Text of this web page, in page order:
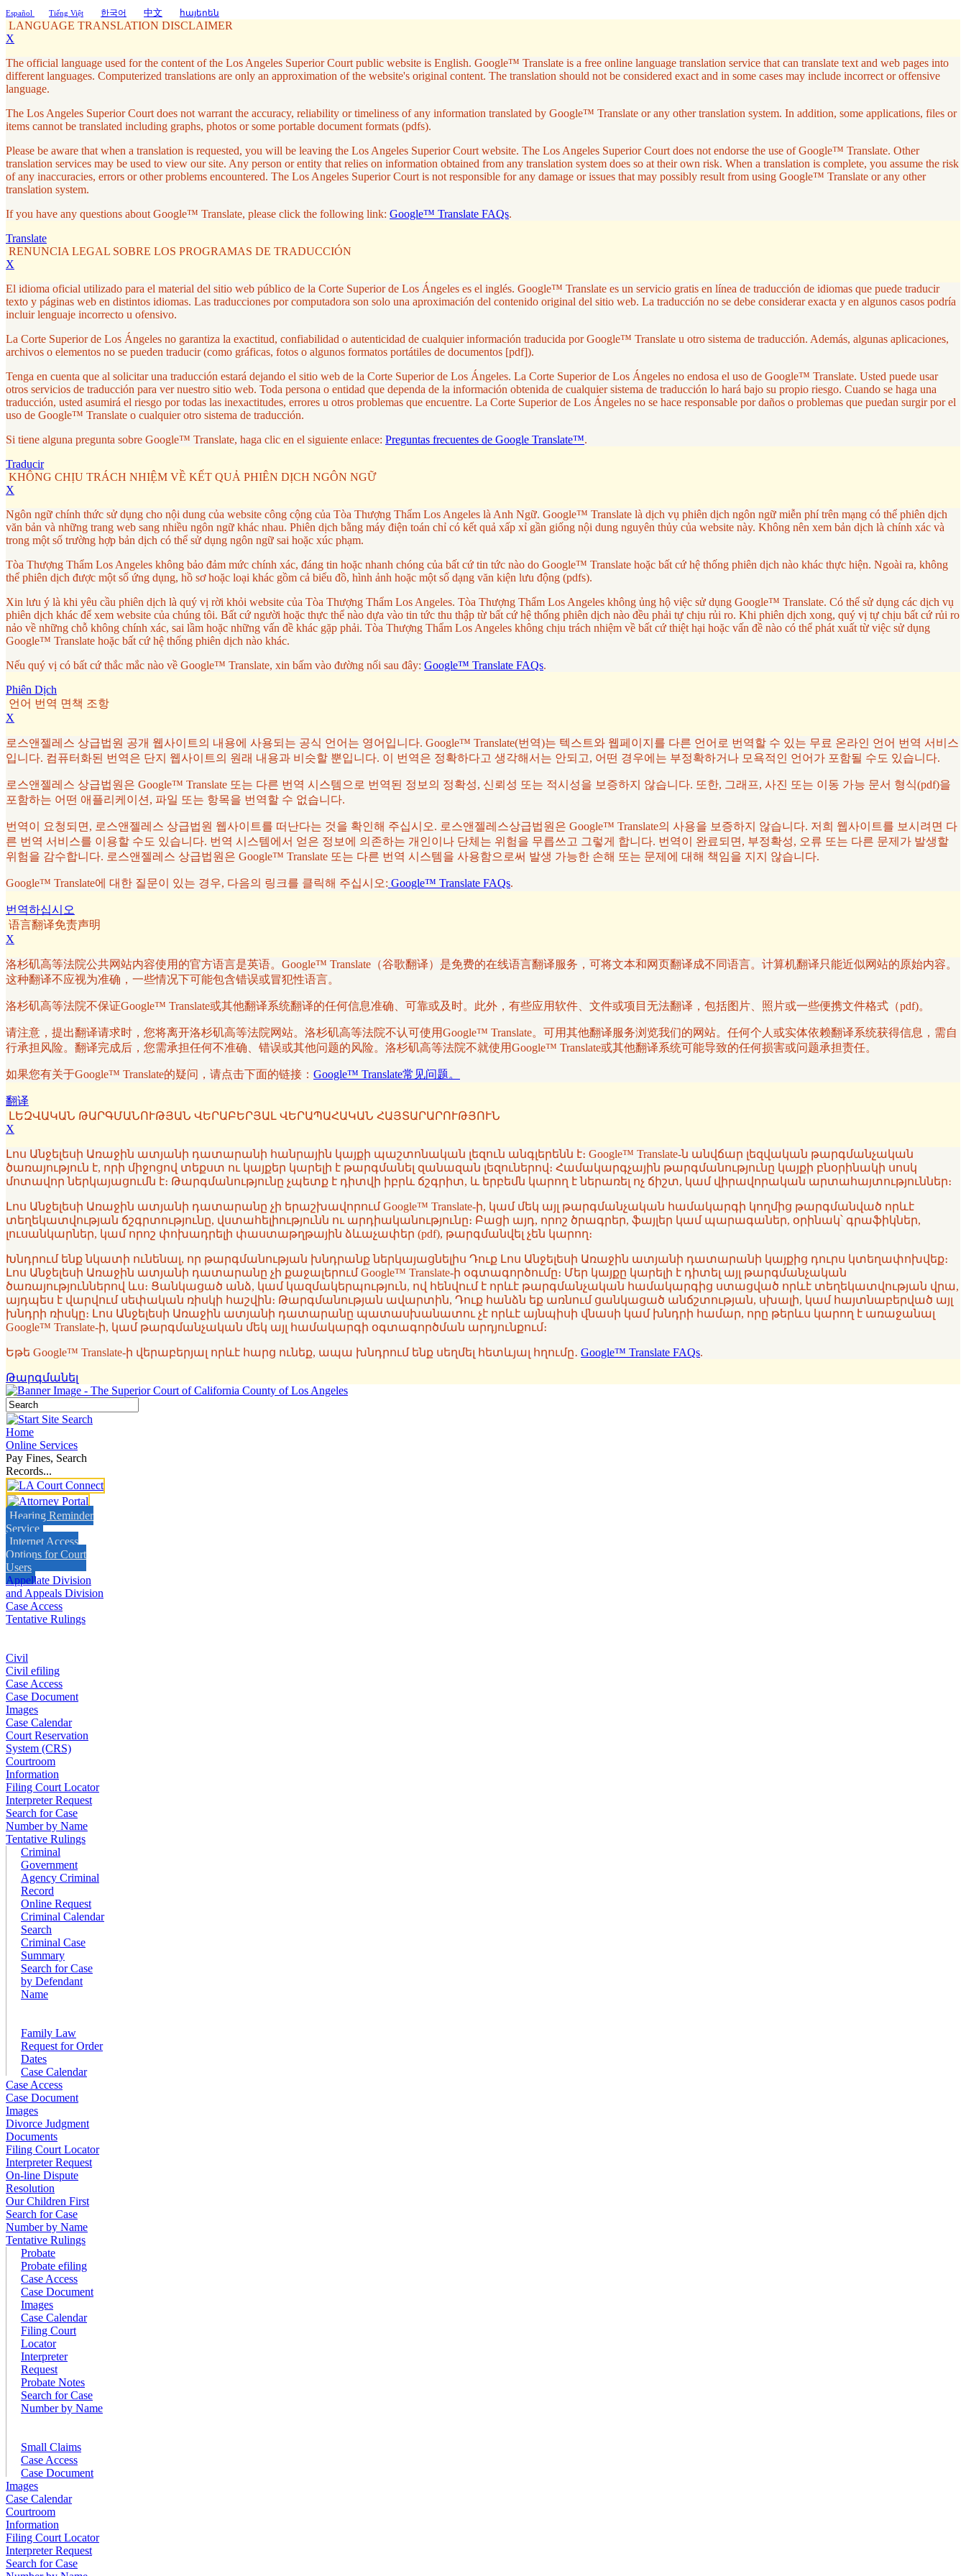
Español Tiếng Việt 한국어 中文 հայերեն
LANGUAGE TRANSLATION DISCLAIMER
X
The official language used for the content of the Los Angeles Superior Court public website is English. Google™ Translate is a free online language translation service that can translate text and web pages into
different languages. Computerized translations are only an approximation of the website's original content. The translation should not be considered exact and in some cases may include incorrect or offensive
language.
The Los Angeles Superior Court does not warrant the accuracy, reliability or timeliness of any information translated by Google™ Translate or any other translation system. In addition, some applications, files or
items cannot be translated including graphs, photos or some portable document formats (pdfs).
Please be aware that when a translation is requested, you will be leaving the Los Angeles Superior Court website. The Los Angeles Superior Court does not endorse the use of Google™ Translate. Other
translation services may be used to view our site. Any person or entity that relies on information obtained from any translation system does so at their own risk. When a translation is complete, you assume the risk
of any inaccuracies, errors or other problems encountered. The Los Angeles Superior Court is not responsible for any damage or issues that may possibly result from using Google™ Translate or any other
translation system.
If you have any questions about Google™ Translate, please click the following link: Google™ Translate FAQs.
Translate
RENUNCIA LEGAL SOBRE LOS PROGRAMAS DE TRADUCCIÓN
X
El idioma oficial utilizado para el material del sitio web público de la Corte Superior de Los Ángeles es el inglés. Google™ Translate es un servicio gratis en línea de traducción de idiomas que puede traducir
texto y páginas web en distintos idiomas. Las traducciones por computadora son solo una aproximación del contenido original del sitio web. La traducción no se debe considerar exacta y en algunos casos podría
incluir lenguaje incorrecto u ofensivo.
La Corte Superior de Los Ángeles no garantiza la exactitud, confiabilidad o autenticidad de cualquier información traducida por Google™ Translate u otro sistema de traducción. Además, algunas aplicaciones,
archivos o elementos no se pueden traducir (como gráficas, fotos o algunos formatos portátiles de documentos [pdf]).
Tenga en cuenta que al solicitar una traducción estará dejando el sitio web de la Corte Superior de Los Ángeles. La Corte Superior de Los Ángeles no endosa el uso de Google™ Translate. Usted puede usar
otros servicios de traducción para ver nuestro sitio web. Toda persona o entidad que dependa de la información obtenida de cualquier sistema de traducción lo hará bajo su propio riesgo. Cuando se haga una
traducción, usted asumirá el riesgo por todas las inexactitudes, errores u otros problemas que encuentre. La Corte Superior de Los Ángeles no se hace responsable por daños o problemas que puedan surgir por el
uso de Google™ Translate o cualquier otro sistema de traducción.
Si tiene alguna pregunta sobre Google™ Translate, haga clic en el siguiente enlace: Preguntas frecuentes de Google Translate™.
Traducir
KHÔNG CHỊU TRÁCH NHIỆM VỀ KẾT QUẢ PHIÊN DỊCH NGÔN NGỮ
X
Ngôn ngữ chính thức sử dụng cho nội dung của website công cộng của Tòa Thượng Thẩm Los Angeles là Anh Ngữ. Google™ Translate là dịch vụ phiên dịch ngôn ngữ miễn phí trên mạng có thể phiên dịch
văn bản và những trang web sang nhiều ngôn ngữ khác nhau. Phiên dịch bằng máy điện toán chỉ có kết quả xấp xỉ gần giống nội dung nguyên thủy của website này. Không nên xem bản dịch là chính xác và
trong một số trường hợp bản dịch có thể sử dụng ngôn ngữ sai hoặc xúc phạm.
Tòa Thượng Thẩm Los Angeles không bảo đảm mức chính xác, đáng tin hoặc nhanh chóng của bất cứ tin tức nào do Google™ Translate hoặc bất cứ hệ thống phiên dịch nào khác thực hiện. Ngoài ra, không
thể phiên dịch được một số ứng dụng, hồ sơ hoặc loại khác gồm cả biểu đồ, hình ảnh hoặc một số dạng văn kiện lưu động (pdfs).
Xin lưu ý là khi yêu cầu phiên dịch là quý vị rời khỏi website của Tòa Thượng Thẩm Los Angeles. Tòa Thượng Thẩm Los Angeles không ủng hộ việc sử dụng Google™ Translate. Có thể sử dụng các dịch vụ
phiên dịch khác để xem website của chúng tôi. Bất cứ người hoặc thực thể nào dựa vào tin tức thu thập từ bất cứ hệ thống phiên dịch nào đều phải tự chịu rủi ro. Khi phiên dịch xong, quý vị tự chịu bất cứ rủi ro
nảo về những chỗ không chính xác, sai lầm hoặc những vấn đề khác gặp phải. Tòa Thượng Thẩm Los Angeles không chịu trách nhiệm về bất cứ thiệt hại hoặc vấn đề nào có thể phát xuất từ việc sử dụng
Google™ Translate hoặc bất cứ hệ thống phiên dịch nào khác.
Nếu quý vị có bất cứ thắc mắc nào về Google™ Translate, xin bấm vào đường nối sau đây: Google™ Translate FAQs.
Phiên Dịch
언어 번역 면책 조항
X
로스앤젤레스 상급법원 공개 웹사이트의 내용에 사용되는 공식 언어는 영어입니다. Google™ Translate(번역)는 텍스트와 웹페이지를 다른 언어로 번역할 수 있는 무료 온라인 언어 번역 서비스
입니다. 컴퓨터화된 번역은 단지 웹사이트의 원래 내용과 비슷할 뿐입니다. 이 번역은 정확하다고 생각해서는 안되고, 어떤 경우에는 부정확하거나 모욕적인 언어가 포함될 수도 있습니다.
로스앤젤레스 상급법원은 Google™ Translate 또는 다른 번역 시스템으로 번역된 정보의 정확성, 신뢰성 또는 적시성을 보증하지 않습니다. 또한, 그래프, 사진 또는 이동 가능 문서 형식(pdf)을
포함하는 어떤 애플리케이션, 파일 또는 항목을 번역할 수 없습니다.
번역이 요청되면, 로스앤젤레스 상급법원 웹사이트를 떠난다는 것을 확인해 주십시오. 로스앤젤레스상급법원은 Google™ Translate의 사용을 보증하지 않습니다. 저희 웹사이트를 보시려면 다
른 번역 서비스를 이용할 수도 있습니다. 번역 시스템에서 얻은 정보에 의존하는 개인이나 단체는 위험을 무릅쓰고 그렇게 합니다. 번역이 완료되면, 부정확성, 오류 또는 다른 문제가 발생할
위험을 감수합니다. 로스앤젤레스 상급법원은 Google™ Translate 또는 다른 번역 시스템을 사용함으로써 발생 가능한 손해 또는 문제에 대해 책임을 지지 않습니다.
Google™ Translate에 대한 질문이 있는 경우, 다음의 링크를 클릭해 주십시오: Google™ Translate FAQs.
번역하십시오
语言翻译免责声明
X
洛杉矶高等法院公共网站内容使用的官方语言是英语。Google™ Translate（谷歌翻译）是免费的在线语言翻译服务，可将文本和网页翻译成不同语言。计算机翻译只能近似网站的原始内容。
这种翻译不应视为准确，一些情况下可能包含错误或冒犯性语言。
洛杉矶高等法院不保证Google™ Translate或其他翻译系统翻译的任何信息准确、可靠或及时。此外，有些应用软件、文件或项目无法翻译，包括图片、照片或一些便携文件格式（pdf)。
请注意，提出翻译请求时，您将离开洛杉矶高等法院网站。洛杉矶高等法院不认可使用Google™ Translate。可用其他翻译服务浏览我们的网站。任何个人或实体依赖翻译系统获得信息，需自
行承担风险。翻译完成后，您需承担任何不准确、错误或其他问题的风险。洛杉矶高等法院不就使用Google™ Translate或其他翻译系统可能导致的任何损害或问题承担责任。
如果您有关于Google™ Translate的疑问，请点击下面的链接： Google™ Translate常见问题。
翻译
ԼԵԶՎԱԿԱՆ ԹԱՐԳՄԱՆՈՒԹՅԱՆ ՎԵՐԱԲԵՐՅԱԼ ՎԵՐԱՊԱՀԱԿԱՆ ՀԱՅՏԱՐԱՐՈՒԹՅՈՒՆ
X
Լոս Անջելեսի Առաջին ատյանի դատարանի հանրային կայքի պաշտոնական լեզուն անգլերենն է։ Google™ Translate-ն անվճար լեզվական թարգմանչական
ծառայություն է, որի միջոցով տեքստ ու կայքեր կարելի է թարգմանել զանազան լեզուներով։ Համակարգչային թարգմանությունը կայքի բնօրինակի սոսկ
մոտավոր ներկայացումն է։ Թարգմանությունը չպետք է դիտվի իբրև ճշգրիտ, և երբեմն կարող է ներառել ոչ ճիշտ, կամ վիրավորական արտահայտություններ։
Լոս Անջելեսի Առաջին ատյանի դատարանը չի երաշխավորում Google™ Translate-ի, կամ մեկ այլ թարգմանչական համակարգի կողմից թարգմանված որևէ
տեղեկատվության ճշգրտությունը, վստահելիությունն ու արդիականությունը։ Բացի այդ, որոշ ծրագրեր, ֆայլեր կամ պարագաներ, օրինակ՝ գրաֆիկներ,
լուսանկարներ, կամ որոշ փոխադրելի փաստաթղթային ձևաչափեր (pdf), թարգմանվել չեն կարող։
Խնդրում ենք նկատի ունենալ, որ թարգմանության խնդրանք ներկայացնելիս Դուք Լոս Անջելեսի Առաջին ատյանի դատարանի կայքից դուրս կտեղափոխվեք։
Լոս Անջելեսի Առաջին ատյանի դատարանը չի քաջալերում Google™ Translate-ի օգտագործումը։ Մեր կայքը կարելի է դիտել այլ թարգմանչական
ծառայություններով ևս։ Ցանկացած անձ, կամ կազմակերպություն, ով հենվում է որևէ թարգմանչական համակարգից ստացված որևէ տեղեկատվության վրա,
այդպես է վարվում սեփական ռիսկի հաշվին։ Թարգմանության ավարտին, Դուք հանձն եք առնում ցանկացած անճշտության, սխալի, կամ հայտնաբերված այլ
խնդրի ռիսկը։ Լոս Անջելեսի Առաջին ատյանի դատարանը պատասխանատու չէ որևէ այնպիսի վնասի կամ խնդրի համար, որը թերևս կարող է առաջանալ
Google™ Translate-ի, կամ թարգմանչական մեկ այլ համակարգի օգտագործման արդյունքում։
Եթե Google™ Translate-ի վերաբերյալ որևէ հարց ունեք, ապա խնդրում ենք սեղմել հետևյալ հղումը․ Google™ Translate FAQs.
Թարգմանել
Home
Online Services
Pay Fines, Search
Records...
Hearing Reminder
Service
Internet Access
Options for Court
Users
Appellate Division
and Appeals Division
Case Access
Tentative Rulings
Civil
Civil efiling
Case Access
Case Document
Images
Case Calendar
Court Reservation
System (CRS)
Courtroom
Information
Filing Court Locator
Interpreter Request
Search for Case
Number by Name
Tentative Rulings
Criminal
Government
Agency Criminal
Record
Online Request
Criminal Calendar
Search
Criminal Case
Summary
Search for Case
by Defendant
Name
Family Law
Request for Order
Dates
Case Calendar
Case Access
Case Document
Images
Divorce Judgment
Documents
Filing Court Locator
Interpreter Request
On-line Dispute
Resolution
Our Children First
Search for Case
Number by Name
Tentative Rulings
Probate
Probate efiling
Case Access
Case Document
Images
Case Calendar
Filing Court
Locator
Interpreter
Request
Probate Notes
Search for Case
Number by Name
Small Claims
Case Access
Case Document
Images
Case Calendar
Courtroom
Information
Filing Court Locator
Interpreter Request
Search for Case